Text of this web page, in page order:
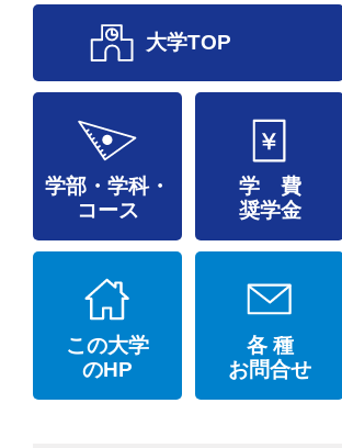
大学TOP
学部・学科・
コース
学 費
奨学金
この大学
のHP
各 種
お問合せ